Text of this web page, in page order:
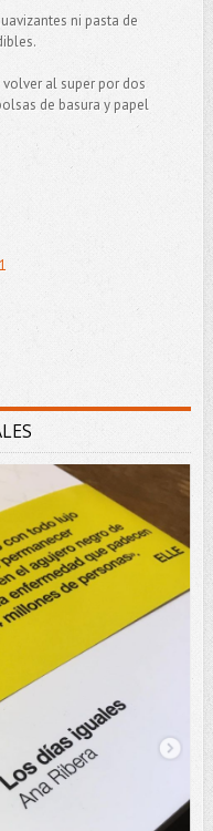
ni pasta de
al super por dos
de basura y papel